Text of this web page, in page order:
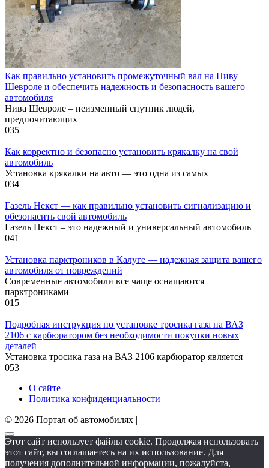
Как правильно установить промежуточный вал на Ниву
Шевроле и обеспечить надежность и безопасность вашего
автомобиля
Нива Шевроле – неизменный спутник людей,
предпочитающих
035
Как корректно и безопасно установить крякалку на свой
автомобиль
Установка крякалки на авто — это одна из самых
034
Газель Некст — как правильно установить сигнализацию и
обезопасить свой автомобиль
Газель Некст – это надежный и универсальный автомобиль
041
Установка парктроников в Калуге — надежная защита вашего
автомобиля от повреждений
Современные автомобили все чаще оснащаются
парктрониками
015
Подробная инструкция по установке тросика газа на ВАЗ
2106 с карбюратором без необходимости покупки новых
деталей
Установка тросика газа на ВАЗ 2106 карбюратор является
053
О сайте
Политика конфиденциальности
© 2026 Портал об автомобилях |
Этот сайт использует файлы cookie. Продолжая использовать
этот сайт, вы соглашаетесь на их использование. Для
получения дополнительной информации, пожалуйста,